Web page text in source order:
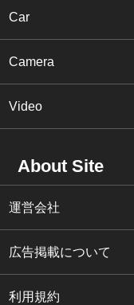
Car
Camera
Video
About Site
運営会社
広告掲載について
利用規約